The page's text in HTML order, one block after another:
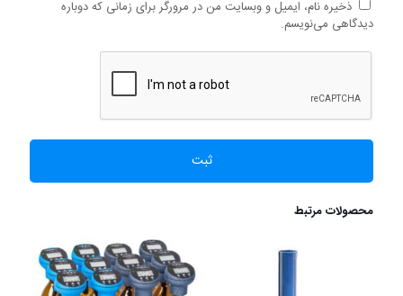
ذخیره نام، ایمیل و وبسایت من در مرورگر برای زمانی که دوباره
دیدگاهی می‌نویسم.
محصولات مرتبط